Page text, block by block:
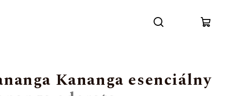
Kananga esenciálny